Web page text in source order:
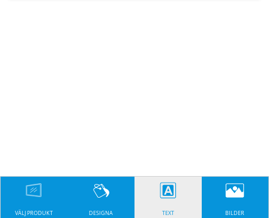
VÄLJ PRODUKT DESIGNA TEXT BILDER